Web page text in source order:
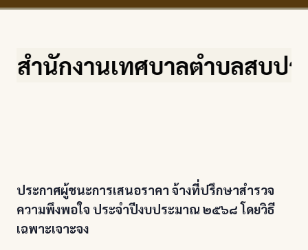
นักงานเทศบาลตำบลสบปรา
ประกาศผู้ชนะการเสนอราคา จ้างที่ปรึกษาสำรวจ
ความพึงพอใจ ประจำปีงบประมาณ ๒๕๖๘ โดยวิธี
เฉพาะเจาะจง